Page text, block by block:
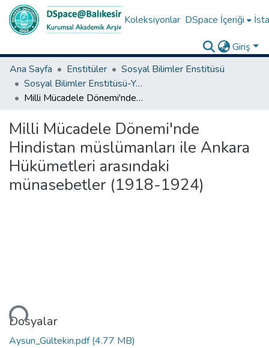
Koleksiyonlar DSpace İçeriği
Giriş
Ana Sayfa
Enstitüler
Sosyal Bilimler Enstitüsü
Sosyal Bilimler Enstitüsü-Yüksek Lisans Tezleri
Milli Mücadele Dönemi'nde Hindistan müslümanları ile Ankara Hükümetleri arasındaki münasebetler (1918-1924)
Milli Mücadele Dönemi'nde
Hindistan müslümanları ile Ankara
Hükümetleri arasındaki
münasebetler (1918-1924)
Dosyalar
Aysun_Gültekin.pdf(4.77 MB)